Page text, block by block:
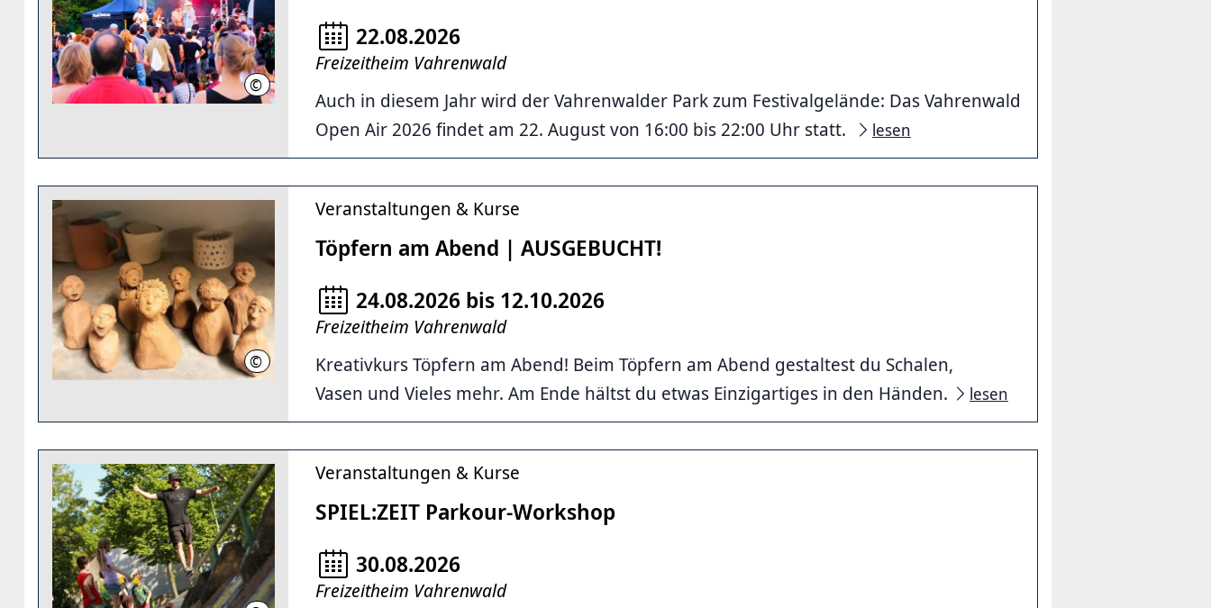
© FZH Vahrenwald
22.08.2026
Freizeitheim Vahrenwald
Auch in diesem Jahr wird der Vahrenwalder Park zum Festivalgelände: Das Vahrenwald
Open Air 2026 findet am 22. August von 16:00 bis 22:00 Uhr statt.
lesen
© Ute Sandow
Veranstaltungen & Kurse
Töpfern am Abend | AUSGEBUCHT!
24.08.2026 bis 12.10.2026
Freizeitheim Vahrenwald
Kreativkurs Töpfern am Abend! Beim Töpfern am Abend gestaltest du Schalen,
Vasen und Vieles mehr. Am Ende hältst du etwas Einzigartiges in den Händen.
lesen
Veranstaltungen & Kurse
SPIEL:ZEIT Parkour-Workshop
30.08.2026
Freizeitheim Vahrenwald